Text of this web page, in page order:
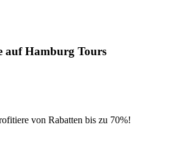
auf Hamburg Tours
von Rabatten bis zu 70%!